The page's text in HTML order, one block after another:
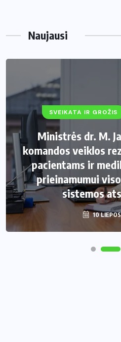
Naujausi
SVEIKATA IR GROŽIS
Ministrės dr. M.
komandos veiklos
pacientams ir
prieinamumui
sistemos
10